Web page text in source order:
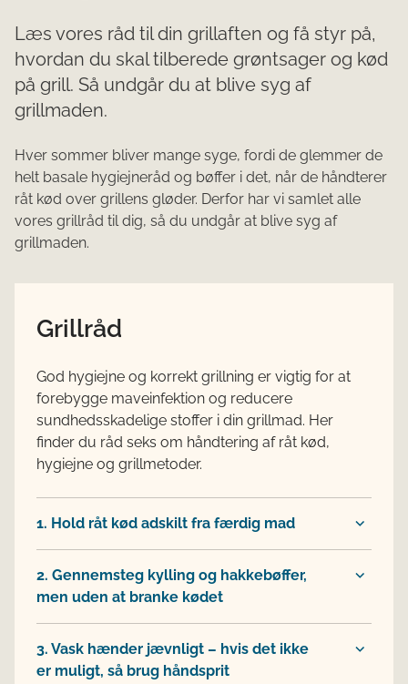
Læs vores råd til din grillaften og få styr på,
hvordan du skal tilberede grøntsager og kød
på grill. Så undgår du at blive syg af
grillmaden.
Hver sommer bliver mange syge, fordi de glemmer de
helt basale hygiejneråd og bøffer i det, når de håndterer
råt kød over grillens gløder. Derfor har vi samlet alle
vores grillråd til dig, så du undgår at blive syg af
grillmaden.
Grillråd
God hygiejne og korrekt grillning er vigtig for at
forebygge maveinfektion og reducere
sundhedsskadelige stoffer i din grillmad. Her
finder du råd seks om håndtering af råt kød,
hygiejne og grillmetoder.
1. Hold råt kød adskilt fra færdig mad
2. Gennemsteg kylling og hakkebøffer,
men uden at branke kødet
3. Vask hænder jævnligt – hvis det ikke
er muligt, så brug håndsprit